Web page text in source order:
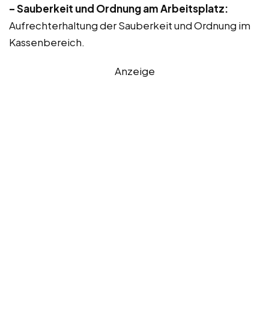
– Sauberkeit und Ordnung am Arbeitsplatz:
Aufrechterhaltung der Sauberkeit und Ordnung im
Kassenbereich.
Anzeige